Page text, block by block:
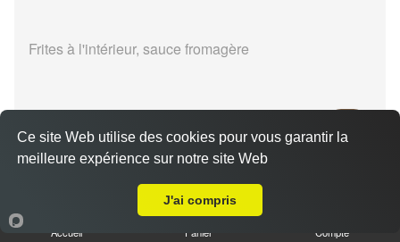
Frites à l'intérieur, sauce fromagère
Accueil Panier Compte
Ce site Web utilise des cookies pour vous garantir la
meilleure expérience sur notre site Web
J'ai compris